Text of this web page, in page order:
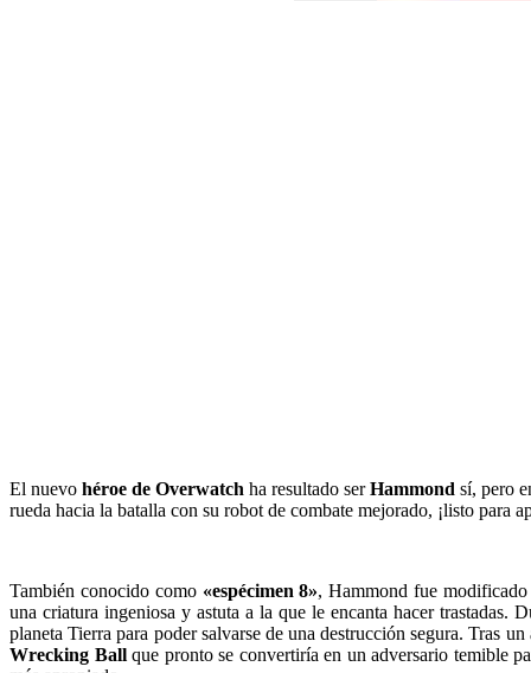
El nuevo héroe de Overwatch ha resultado serHammond sí, pero
rueda hacia la batalla con su robot de combate mejorado, ¡listo para
También conocido como«espécimen 8», Hammond fue
una criatura ingeniosa y astuta a la que le encanta hacer trastadas.
planeta Tierra para poder salvarse de una destrucción segura. Tras
Wrecking Ballque pronto se convertiría en un adversario temible